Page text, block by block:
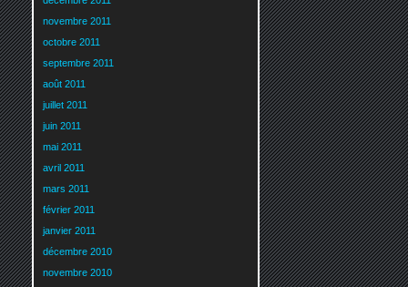
novembre 2011
octobre 2011
septembre 2011
août 2011
juillet 2011
juin 2011
mai 2011
avril 2011
mars 2011
février 2011
janvier 2011
décembre 2010
novembre 2010